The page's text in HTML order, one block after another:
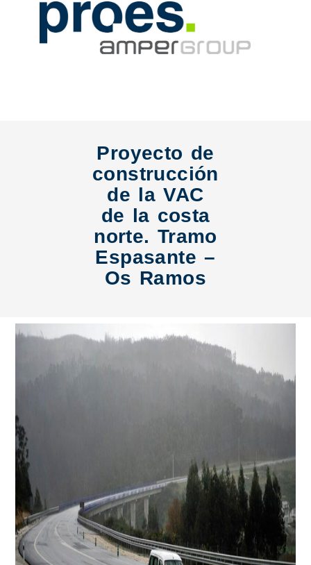
Proyecto de
construcción
de la VAC
de la costa
norte. Tramo
Espasante –
Os Ramos